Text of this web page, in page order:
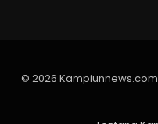
© 2026